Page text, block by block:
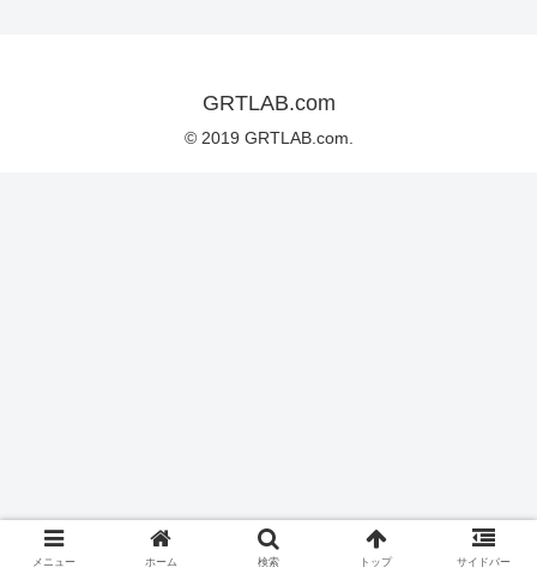
GRTLAB.com
© 2019 GRTLAB.com.
メニュー ホーム 検索 トップ サイドバー